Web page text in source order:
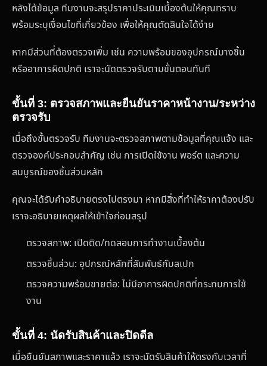
หลังได้ข้อมูล ทีมงานจะสรุปราคาประเมินเบื้องต้นให้คุณทราบ
พร้อมระบุเงื่อนไขที่เกี่ยวข้อง เพื่อให้คุณตัดสินใจได้ง่าย
หากมีส่วนที่ต้องตรวจเพิ่ม เช่น ความพร้อมของอุปกรณ์บางชิ้น
หรืออาการผิดปกติ เราจะนัดตรวจรับตามขั้นตอนทันที
ขั้นที่ 3: ตรวจสภาพและยืนยันราคาหน้างาน/ระหว่าง
ตรวจรับ
เมื่อถึงขั้นตรวจรับ ทีมงานจะตรวจสภาพตามข้อมูลที่คุณแจ้ง และ
ตรวจองค์ประกอบสำคัญ เช่น การเปิดใช้งาน พอร์ต และความ
สมบูรณ์ของชิ้นส่วนหลัก
คุณจะได้รับคำอธิบายตรงไปตรงมา หากมีสิ่งที่ทำให้ราคาต้องปรับ
เราจะอธิบายเหตุผลให้เข้าใจก่อนสรุป
ตรวจสภาพ: เปิดติด/ทดสอบการทำงานเบื้องต้น
ตรวจชิ้นส่วน: อุปกรณ์หลักที่สัมพันธ์กับสเปก
ตรวจความพร้อมขายต่อ: ไม่มีอาการผิดปกติที่กระทบการใช้
งาน
ขั้นที่ 4: นัดรับสินค้าและปิดดีล
เมื่อยืนยันสภาพและราคาแล้ว เราจะนัดรับสินค้าให้ตรงกับเวลาที่